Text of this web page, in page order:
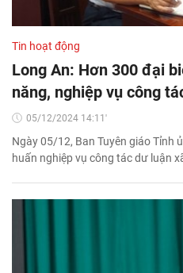
Tin hoạt động
Long An: Hơn 300 đại
năng, nghiệp vụ công
05/12/2024 14:11'
Ngày 05/12, Ban Tuyên giáo Tỉnh
huấn nghiệp vụ công tác dư luận